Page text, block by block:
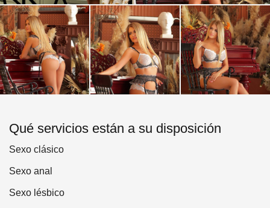
Qué servicios están a su disposición
Sexo clásico
Sexo anal
Sexo lésbico